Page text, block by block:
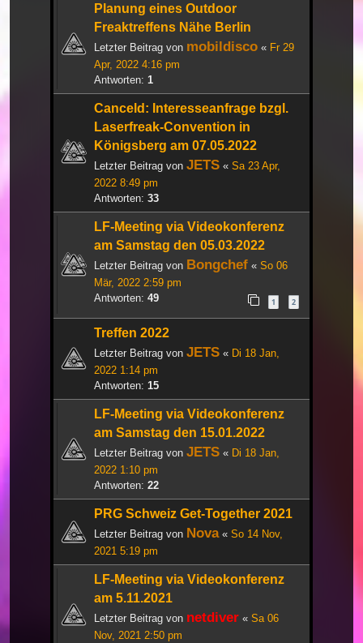
Planung eines Outdoor
Freaktreffens Nähe Berlin
Letzter Beitrag von mobildisco « Fr 29
Apr, 2022 4:16 pm
Antworten: 1
Canceld: Interesseanfrage bzgl.
Laserfreak-Convention in
Königsberg am 07.05.2022
Letzter Beitrag von JETS « Sa 23 Apr,
2022 8:49 pm
Antworten: 33
LF-Meeting via Videokonferenz
am Samstag den 05.03.2022
Letzter Beitrag von Bongchef « So 06
Mär, 2022 2:59 pm
Antworten: 49 1 2
Treffen 2022
Letzter Beitrag von JETS « Di 18 Jan,
2022 1:14 pm
Antworten: 15
LF-Meeting via Videokonferenz
am Samstag den 15.01.2022
Letzter Beitrag von JETS « Di 18 Jan,
2022 1:10 pm
Antworten: 22
PRG Schweiz Get-Together 2021
Letzter Beitrag von Nova« So 14 Nov,
2021 5:19 pm
LF-Meeting via Videokonferenz
am 5.11.2021
Letzter Beitrag von netdiver « Sa 06
Nov, 2021 2:50 pm